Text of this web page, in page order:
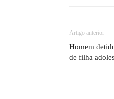
Artigo anterior
Homem
de filha